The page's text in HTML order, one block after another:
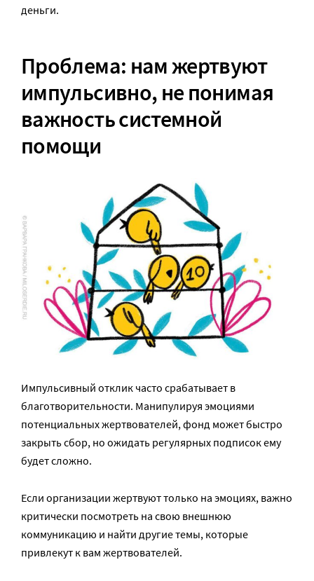
деньги.
Проблема: нам жертвуют
импульсивно, не понимая
важность системной
помощи
Импульсивный отклик часто срабатывает в
благотворительности. Манипулируя эмоциями
потенциальных жертвователей, фонд может быстро
закрыть сбор, но ожидать регулярных подписок ему
будет сложно.
Если организации жертвуют только на эмоциях, важно
критически посмотреть на свою внешнюю
коммуникацию и найти другие темы, которые
привлекут к вам жертвователей.